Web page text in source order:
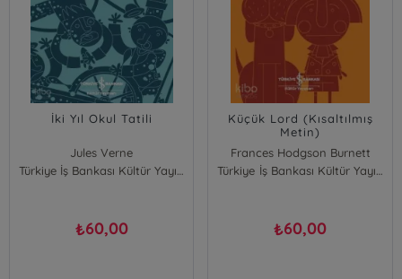
İki Yıl Okul Tatili
Jules Verne
Türkiye İş Bankası Kültür Yayınları
₺60,00
Küçük Lord (Kısaltılmış
Metin)
Frances Hodgson Burnett
Türkiye İş Bankası Kültür Yayınları
₺60,00